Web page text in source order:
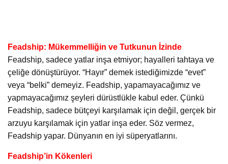
Feadship: Mükemmelliğin ve Tutkunun İzinde
Feadship, sadece yatlar inşa etmiyor; hayalleri tahtaya ve
çeliğe dönüştürüyor. “Hayır” demek istediğimizde “evet”
veya “belki” demeyiz. Feadship, yapamayacağımız ve
yapmayacağımız şeyleri dürüstlükle kabul eder. Çünkü
Feadship, sadece bütçeyi karşılamak için değil, gerçek bir
arzuyu karşılamak için yatlar inşa eder. Söz vermez,
Feadship yapar. Dünyanın en iyi süperyatlarını.
Feadship’in Kökenleri